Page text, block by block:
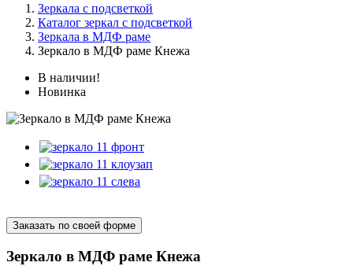
Зеркала с подсветкой
Каталог зеркал с подсветкой
Зеркала в МДФ раме
Зеркало в МДФ раме Кнежа
В наличии!
Новинка
Заказать по своей форме
Зеркало в МДФ раме Кнежа